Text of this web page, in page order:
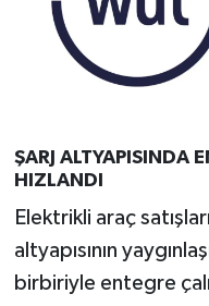
ŞARJ ALTYAPISINDA
HIZLANDI
Elektrikli araç
altyapısının
birbiriyle entegre